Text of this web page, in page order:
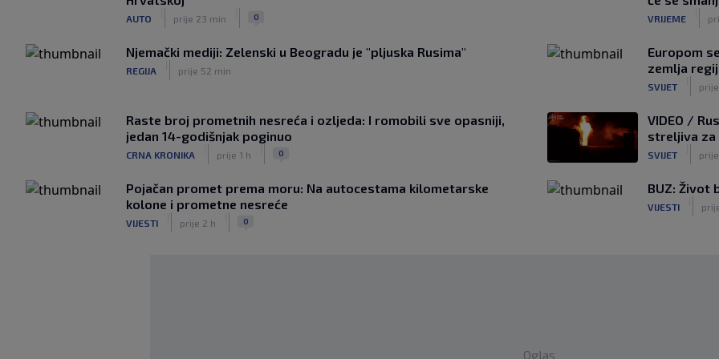
AUTO prije 23 min 0 VRIJEME
Njemački mediji: Zelenski u Beogradu je "pljuska Rusima"
REGIJA prije 52 min
Europom
zemlja
SVIJET
Raste broj prometnih nesreća i ozljeda: I romobili sve opasniji,
jedan 14-godišnjak poginuo
CRNA KRONIKA prije 1 h 0
VIDEO /
streljiva
SVIJET
Pojačan promet prema moru: Na autocestama kilometarske
kolone i prometne nesreće
VIJESTI prije 2 h 0
BUZ: Život
VIJESTI
Oglas